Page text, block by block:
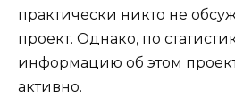
практически никто не
проект. Однако, по
информацию об этом
активно.